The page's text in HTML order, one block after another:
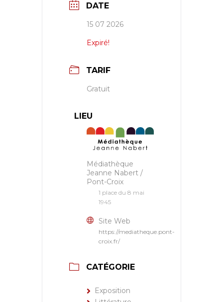
DATE
15 07 2026
Expiré!
TARIF
Gratuit
LIEU
Médiathèque
Jeanne Nabert /
Pont-Croix
1 place du 8 mai
1945
Site Web
https://mediatheque.pont-
croix.fr/
CATÉGORIE
Exposition